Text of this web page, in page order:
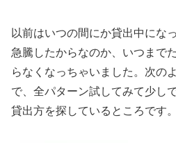
以前はいつの間にか貸出中にな
急騰したからなのか、いつまで
らなくなっちゃいました。次の
で、全パターン試してみて少し
貸出方を探しているところです。